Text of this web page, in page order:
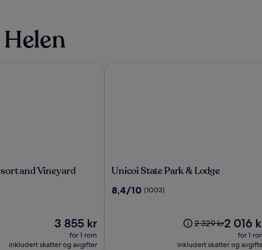
and Vineyard
Prisen
3 855 kr
3 855 kr
for 1 rom
inkludert skatter og avgifter
Unicoi
Park
Unicoi State Park & Lodge
8.4
8,4/10 (1003)
Prisen
2 329 kr.
2 329 krPrisen
2 016 kr
2 016
for 1
inkludert skatter og